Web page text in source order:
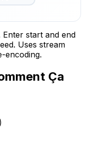
Enter start and end
Uses stream
encoding.
Ça